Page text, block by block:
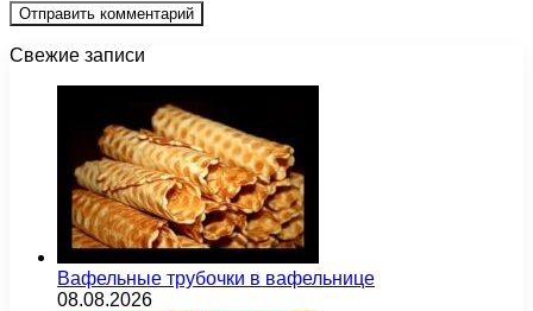
Свежие записи
Вафельные трубочки в вафельнице
08.08.2026